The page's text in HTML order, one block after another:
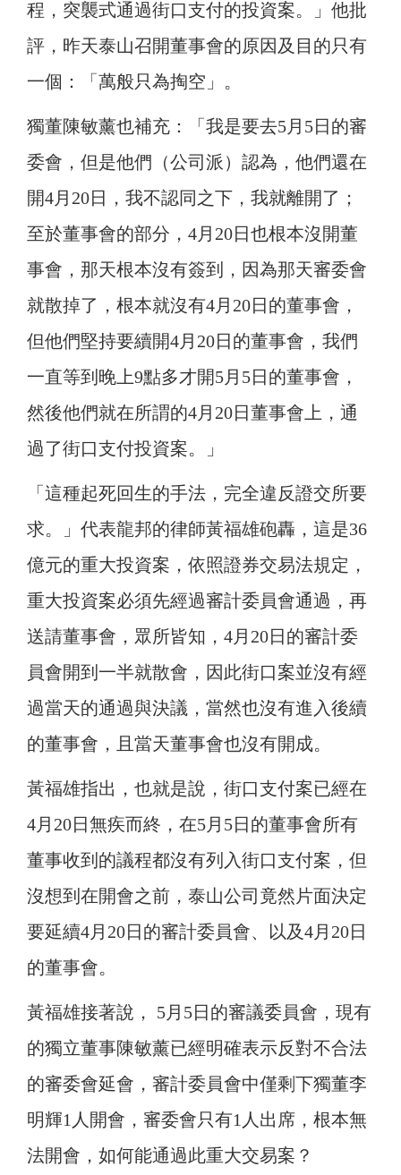
程，突襲式通過街口支付的投資案。」他批
評，昨天泰山召開董事會的原因及目的只有
一個：「萬般只為掏空」。
獨董陳敏薰也補充：「我是要去5月5日的審
委會，但是他們（公司派）認為，他們還在
開4月20日，我不認同之下，我就離開了；
至於董事會的部分，4月20日也根本沒開董
事會，那天根本沒有簽到，因為那天審委會
就散掉了，根本就沒有4月20日的董事會，
但他們堅持要續開4月20日的董事會，我們
一直等到晚上9點多才開5月5日的董事會，
然後他們就在所謂的4月20日董事會上，通
過了街口支付投資案。」
「這種起死回生的手法，完全違反證交所要
求。」代表龍邦的律師黃福雄砲轟，這是36
億元的重大投資案，依照證券交易法規定，
重大投資案必須先經過審計委員會通過，再
送請董事會，眾所皆知，4月20日的審計委
員會開到一半就散會，因此街口案並沒有經
過當天的通過與決議，當然也沒有進入後續
的董事會，且當天董事會也沒有開成。
黃福雄指出，也就是說，街口支付案已經在
4月20日無疾而終，在5月5日的董事會所有
董事收到的議程都沒有列入街口支付案，但
沒想到在開會之前，泰山公司竟然片面決定
要延續4月20日的審計委員會、以及4月20日
的董事會。
黃福雄接著說， 5月5日的審議委員會，現有
的獨立董事陳敏薰已經明確表示反對不合法
的審委會延會，審計委員會中僅剩下獨董李
明輝1人開會，審委會只有1人出席，根本無
法開會，如何能通過此重大交易案？